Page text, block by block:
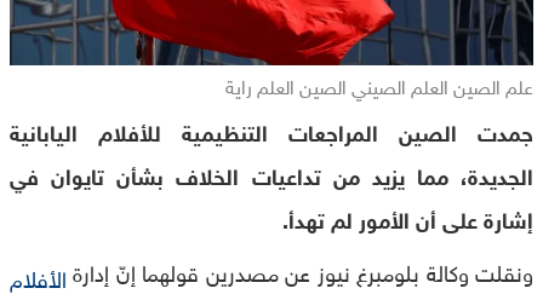
علم الصين العلم الصيني الصين العلم راية
جمدت الصين المراجعات التنظيمية للأفلام اليابانية
الجديدة، مما يزيد من تداعيات الخلاف بشأن تايوان في
إشارة على أن الأمور لم تهدأ.
ونقلت وكالة بلومبرغ نيوز عن مصدرين قولهما إنّ إدارةالأفلام